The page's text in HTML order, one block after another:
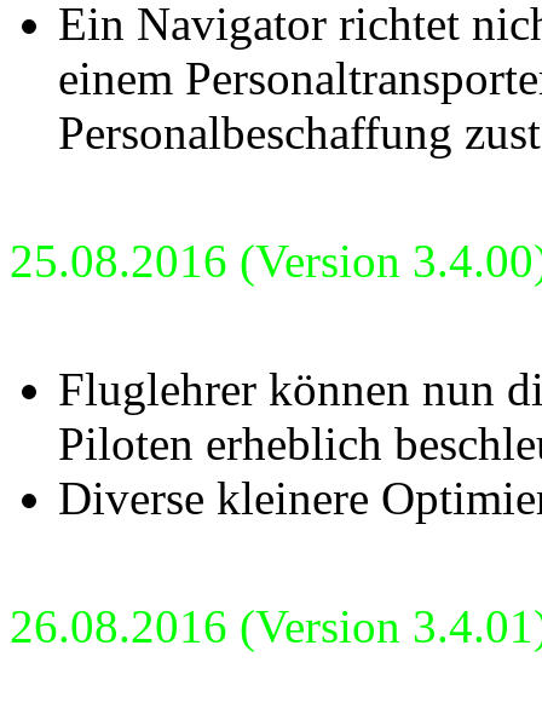
Ein Navigator richtet
einem
Personalbeschaffung
25.08.2016 (Version
Fluglehrer können nun
Piloten erheblich
Diverse kleinere
26.08.2016 (Version